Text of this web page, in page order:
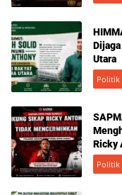
Utara
Politik
Ricky
Politik